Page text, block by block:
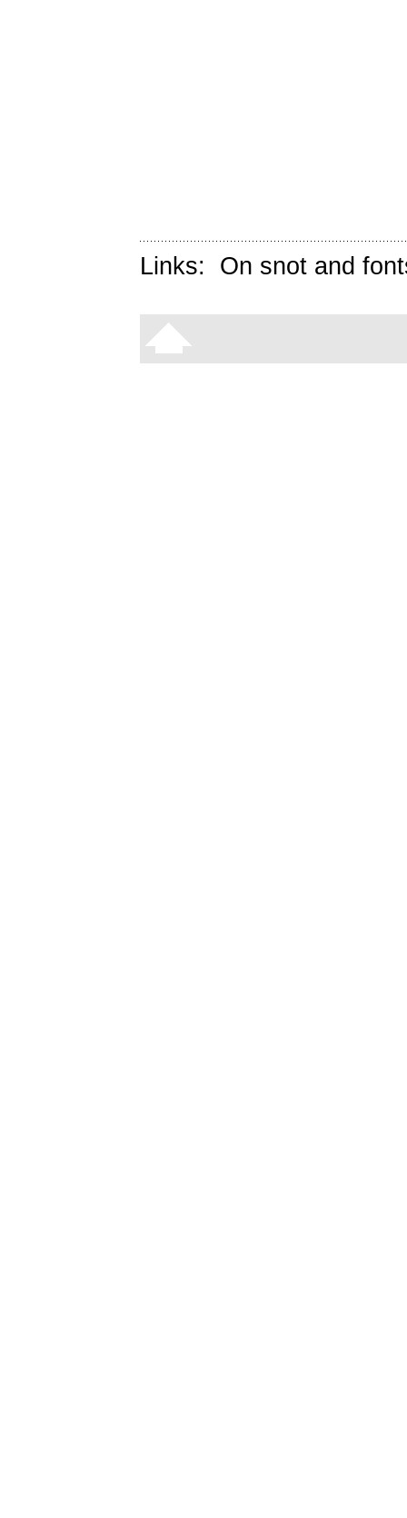
Links: On snot and